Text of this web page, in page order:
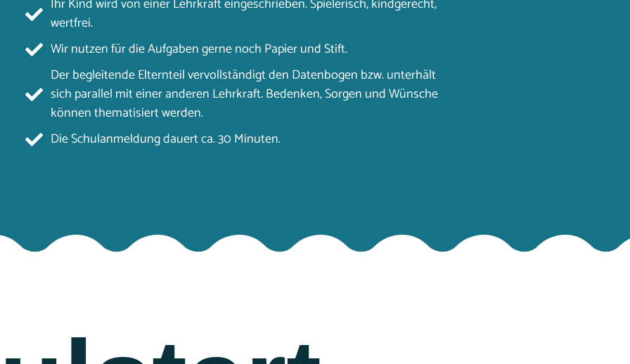
Ihr Kind wird von einer Lehrkraft eingeschrieben. Spielerisch, kindgerecht,
wertfrei.
Wir nutzen für die Aufgaben gerne noch Papier und Stift.
Der begleitende Elternteil vervollständigt den Datenbogen bzw. unterhält
sich parallel mit einer anderen Lehrkraft. Bedenken, Sorgen und Wünsche
können thematisiert werden.
Die Schulanmeldung dauert ca. 30 Minuten.